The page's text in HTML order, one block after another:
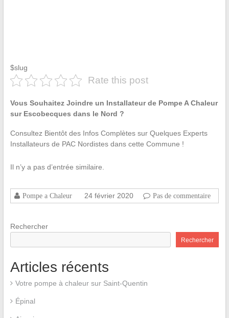
$slug
Rate this post
Vous Souhaitez Joindre un Installateur de Pompe A Chaleur
sur Escobecques dans le Nord ?
Consultez Bientôt des Infos Complètes sur Quelques Experts
Installateurs de PAC Nordistes dans cette Commune !
Il n’y a pas d’entrée similaire.
Pompe a Chaleur 24 février 2020 Pas de commentaire
Rechercher
Rechercher
Articles récents
Votre pompe à chaleur sur Saint-Quentin
Épinal